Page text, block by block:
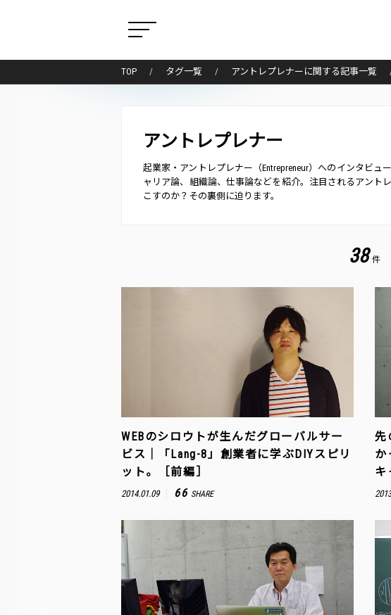
TOP タグ一覧 アントレプレナーに関する記事一覧
アントレプレナー
起業家・アントレプレナー（Entrepreneur）へのインタビ
ャリア論、組織論、仕事論などを紹介。注目されるアント
こすのか？その裏側に迫ります。
38 件
WEBのシロウトが生んだグローバルサー
ビス｜「Lang-8」創業者に学ぶDIYスピリ
ット。［前編］
2014.01.09 66 SHARE
先
か
キ